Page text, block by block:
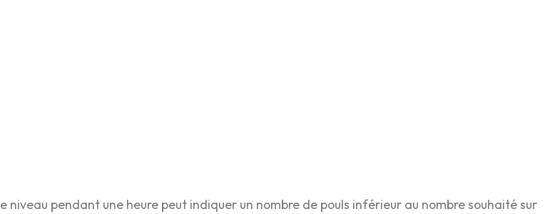
niveau pendant une heure peut indiquer un nombre de pouls inférieur au nombre souhaité sur